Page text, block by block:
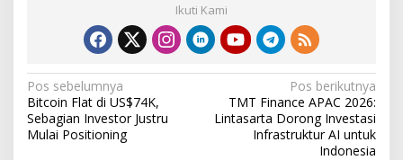
Ikuti Kami
N
a
v
Pos sebelumnya
Bitcoin Flat di US$74K,
Sebagian Investor Justru
Mulai Positioning
Pos berikutnya
TMT Finance APAC 2026:
Lintasarta Dorong Investasi
Infrastruktur AI untuk
Indonesia